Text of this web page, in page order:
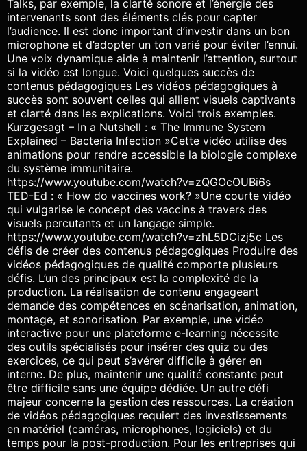
Talks, par exemple, la clarté sonore et l’énergie des
intervenants sont des éléments clés pour capter
l’audience. Il est donc important d’investir dans un bon
microphone et d’adopter un ton varié pour éviter l’ennui.
Une voix dynamique aide à maintenir l’attention, surtout
si la vidéo est longue. Voici quelques succès de
contenus pédagogiques Les vidéos pédagogiques à
succès sont souvent celles qui allient visuels captivants
et clarté dans les explications. Voici trois exemples.
Kurzgesagt – In a Nutshell : « The Immune System
Explained – Bacteria Infection »Cette vidéo utilise des
animations pour rendre accessible la biologie complexe
du système immunitaire.
https://www.youtube.com/watch?v=zQGOcOUBi6s
TED-Ed : « How do vaccines work? »Une courte vidéo
qui vulgarise le concept des vaccins à travers des
visuels percutants et un langage simple.
https://www.youtube.com/watch?v=zhL5DCizj5c Les
défis de créer des contenus pédagogiques Produire des
vidéos pédagogiques de qualité comporte plusieurs
défis. L’un des principaux est la complexité de la
production. La réalisation de contenu engageant
demande des compétences en scénarisation, animation,
montage, et sonorisation. Par exemple, une vidéo
interactive pour une plateforme e-learning nécessite
des outils spécialisés pour insérer des quiz ou des
exercices, ce qui peut s’avérer difficile à gérer en
interne. De plus, maintenir une qualité constante peut
être difficile sans une équipe dédiée. Un autre défi
majeur concerne la gestion des ressources. La création
de vidéos pédagogiques requiert des investissements
en matériel (caméras, microphones, logiciels) et du
temps pour la post-production. Pour les entreprises qui